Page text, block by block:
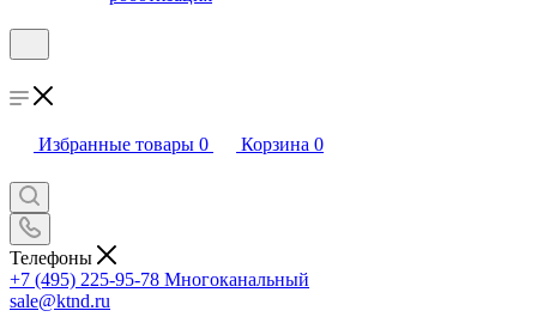
Избранные товары 0 Корзина 0
Телефоны
+7 (495) 225-95-78 Многоканальный
sale@ktnd.ru